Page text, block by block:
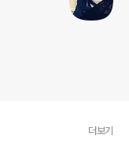
더보기